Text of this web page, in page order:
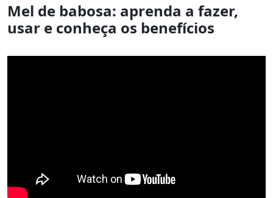
Mel de babosa: aprenda a fazer,
usar e conheça os benefícios